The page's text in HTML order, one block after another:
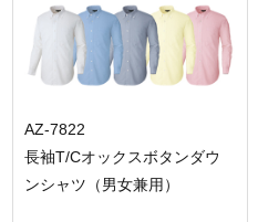
AZ-7822
長袖T/Cオックスボタンダウ
ンシャツ（男女兼用）